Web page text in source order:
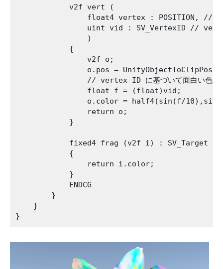
            v2f vert (
float4 vertex : POSITION, // 頂
uint vid : SV_VertexID //
                )
            {
                v2f o;
o.pos =
// vertex ID に基づいて面白い色を
                float f = (float)vid;
o.color = half4(sin(f/
                return o;
            }
            fixed4 frag (v2f i) : SV_Target
            {
                return i.color;
            }
            ENDCG
        }
    }